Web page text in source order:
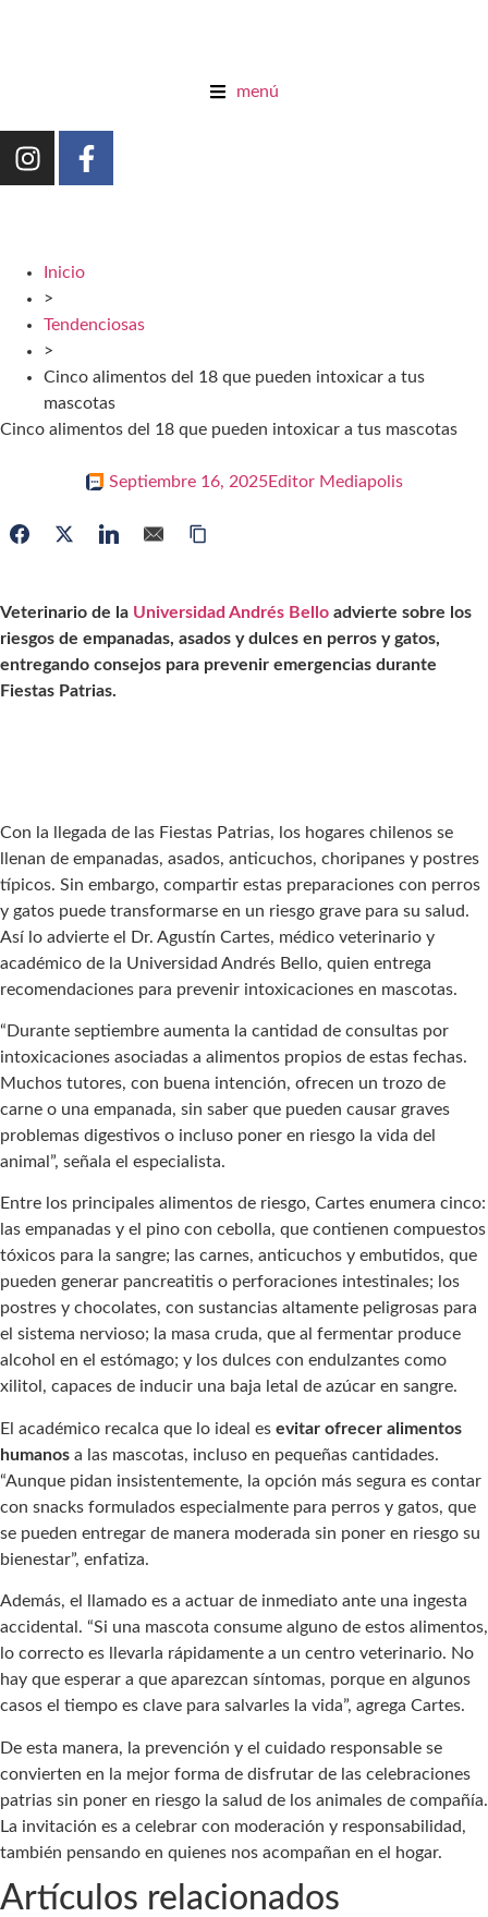
menú
Inicio
>
Tendenciosas
>
Cinco alimentos del 18 que pueden intoxicar a tus
mascotas
Cinco alimentos del 18 que pueden intoxicar a tus mascotas
Septiembre 16, 2025Editor Mediapolis
Veterinario de la Universidad Andrés Bello advierte sobre los
riesgos de empanadas, asados y dulces en perros y gatos,
entregando consejos para prevenir emergencias durante
Fiestas Patrias.
Con la llegada de las Fiestas Patrias, los hogares chilenos se
llenan de empanadas, asados, anticuchos, choripanes y postres
típicos. Sin embargo, compartir estas preparaciones con perros
y gatos puede transformarse en un riesgo grave para su salud.
Así lo advierte el Dr. Agustín Cartes, médico veterinario y
académico de la Universidad Andrés Bello, quien entrega
recomendaciones para prevenir intoxicaciones en mascotas.
“Durante septiembre aumenta la cantidad de consultas por
intoxicaciones asociadas a alimentos propios de estas fechas.
Muchos tutores, con buena intención, ofrecen un trozo de
carne o una empanada, sin saber que pueden causar graves
problemas digestivos o incluso poner en riesgo la vida del
animal”, señala el especialista.
Entre los principales alimentos de riesgo, Cartes enumera cinco:
las empanadas y el pino con cebolla, que contienen compuestos
tóxicos para la sangre; las carnes, anticuchos y embutidos, que
pueden generar pancreatitis o perforaciones intestinales; los
postres y chocolates, con sustancias altamente peligrosas para
el sistema nervioso; la masa cruda, que al fermentar produce
alcohol en el estómago; y los dulces con endulzantes como
xilitol, capaces de inducir una baja letal de azúcar en sangre.
El académico recalca que lo ideal es evitar ofrecer alimentos
humanos a las mascotas, incluso en pequeñas cantidades.
“Aunque pidan insistentemente, la opción más segura es contar
con snacks formulados especialmente para perros y gatos, que
se pueden entregar de manera moderada sin poner en riesgo su
bienestar”, enfatiza.
Además, el llamado es a actuar de inmediato ante una ingesta
accidental. “Si una mascota consume alguno de estos alimentos,
lo correcto es llevarla rápidamente a un centro veterinario. No
hay que esperar a que aparezcan síntomas, porque en algunos
casos el tiempo es clave para salvarles la vida”, agrega Cartes.
De esta manera, la prevención y el cuidado responsable se
convierten en la mejor forma de disfrutar de las celebraciones
patrias sin poner en riesgo la salud de los animales de compañía.
La invitación es a celebrar con moderación y responsabilidad,
también pensando en quienes nos acompañan en el hogar.
Artículos relacionados